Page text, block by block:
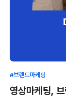
#브랜드마케팅
영상마케팅,